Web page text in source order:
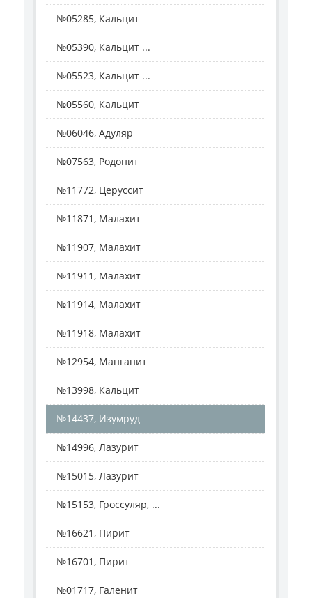
№05285, Кальцит
№05390, Кальцит ...
№05523, Кальцит ...
№05560, Кальцит
№06046, Адуляр
№07563, Родонит
№11772, Церуссит
№11871, Малахит
№11907, Малахит
№11911, Малахит
№11914, Малахит
№11918, Малахит
№12954, Манганит
№13998, Кальцит
№14437, Изумруд
№14996, Лазурит
№15015, Лазурит
№15153, Гроссуляр, ...
№16621, Пирит
№16701, Пирит
№01717, Галенит